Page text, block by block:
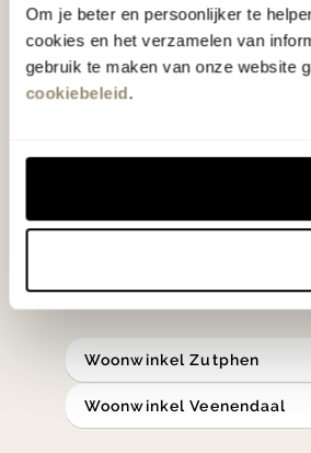
Om je beter en persoonlijker te
cookies en het verzamelen van
gebruik te maken van onze website
cookiebeleid.
'Weer verliefd op je huis'
hebben met liefde de
slaap- en designcollecties
klassiekers en de
in verrassende
Bekijk onze
bereken je route.
Woonwinkel Zutphen
Woonwinkel Veenendaal